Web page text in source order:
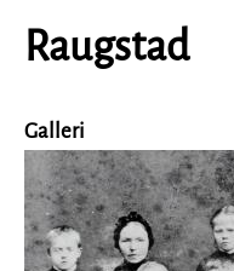
Raugstad
Galleri